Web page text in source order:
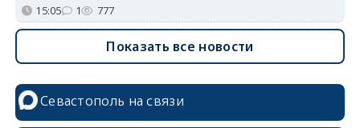
15:05 1 777
Показать все новости
Севастополь на связи